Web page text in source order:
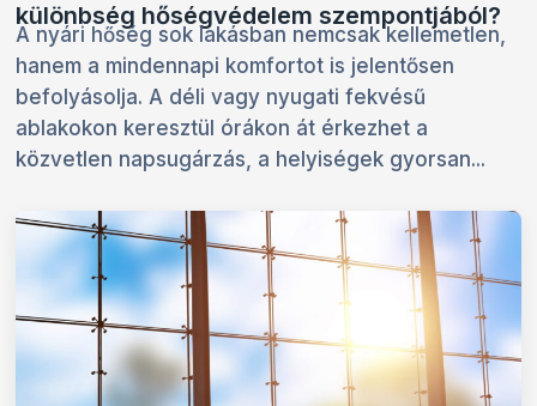
különbség hőségvédelem szempontjából?
A nyári hőség sok lakásban nemcsak kellemetlen,
hanem a mindennapi komfortot is jelentősen
befolyásolja. A déli vagy nyugati fekvésű
ablakokon keresztül órákon át érkezhet a
közvetlen napsugárzás, a helyiségek gyorsan...